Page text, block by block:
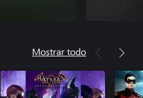
Mostrar todo